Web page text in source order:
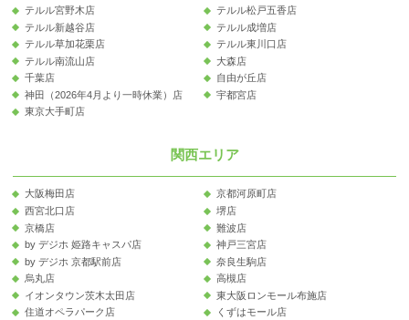
テルル宮野木店
テルル松戸五香店
テルル新越谷店
テルル成増店
テルル草加花栗店
テルル東川口店
テルル南流山店
大森店
千葉店
自由が丘店
神田（2026年4月より一時休業）店
宇都宮店
東京大手町店
関西エリア
大阪梅田店
京都河原町店
西宮北口店
堺店
京橋店
難波店
by デジホ 姫路キャスパ店
神戸三宮店
by デジホ 京都駅前店
奈良生駒店
烏丸店
高槻店
イオンタウン茨木太田店
東大阪ロンモール布施店
住道オペラパーク店
くずはモール店